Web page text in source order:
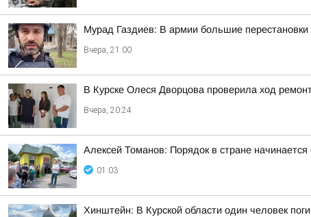
Мурад Газдиев: В армии большие перестановки
Вчера, 21:00
В Курске Олеся Дворцова проверила ход
Вчера, 20:24
Алексей Томанов: Порядок в стране начинается
01:03
Хинштейн: В Курской области один человек